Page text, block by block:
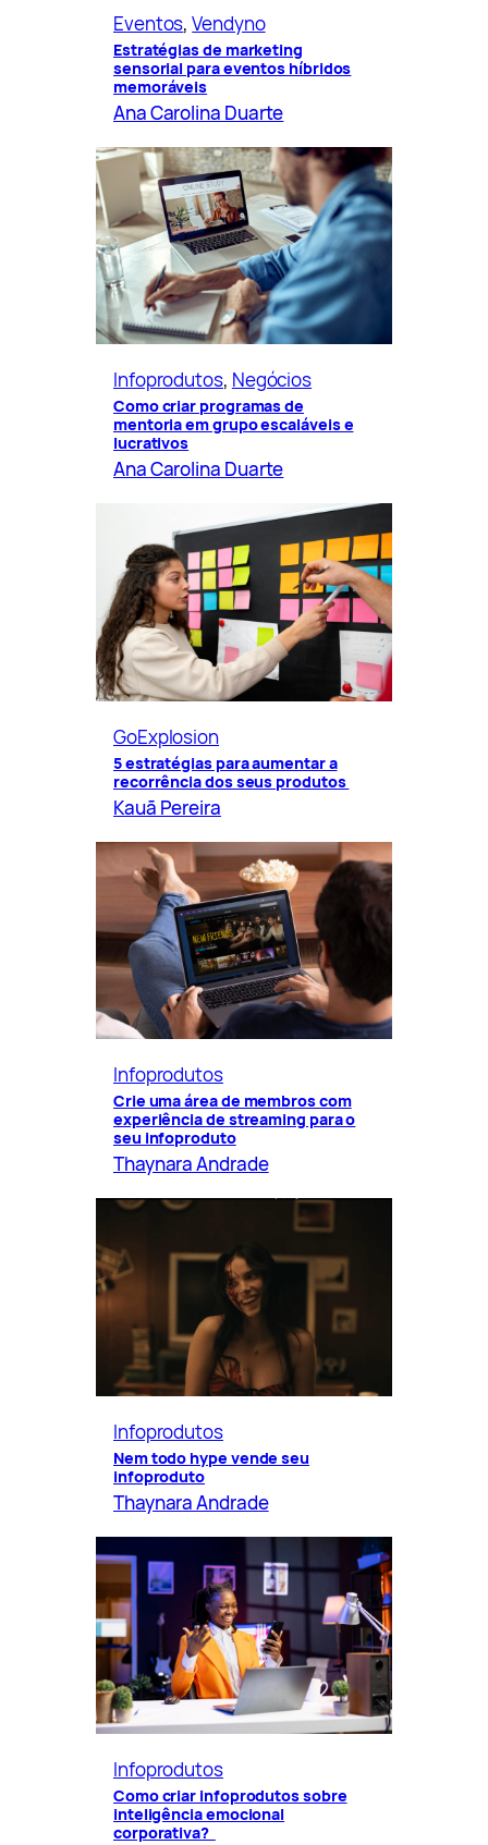
Eventos, Vendyno
Estratégias de marketing
sensorial para eventos híbridos
memoráveis
Ana Carolina Duarte
Infoprodutos, Negócios
Como criar programas de
mentoria em grupo escaláveis e
lucrativos
Ana Carolina Duarte
GoExplosion
5 estratégias para aumentar a
recorrência dos seus produtos
Kauã Pereira
Infoprodutos
Crie uma área de membros com
experiência de streaming para o
seu infoproduto
Thaynara Andrade
Infoprodutos
Nem todo hype vende seu
infoproduto
Thaynara Andrade
Infoprodutos
Como criar infoprodutos sobre
inteligência emocional
corporativa?